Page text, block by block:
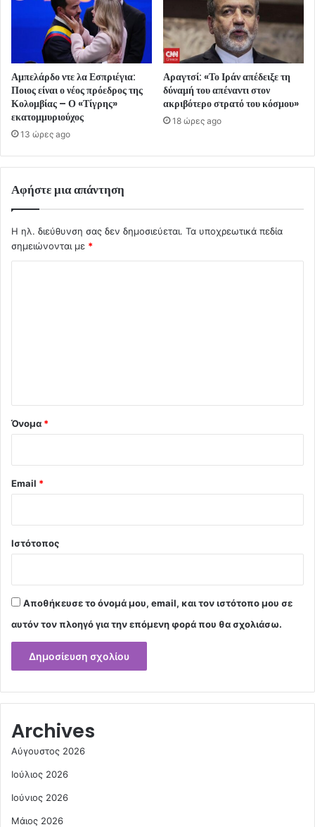
Αμπελάρδο ντε λα Εσπριέγια:
Ποιος είναι ο νέος πρόεδρος της
Κολομβίας – Ο «Τίγρης»
εκατομμυριούχος
13 ώρες ago
Αραγτσί: «Το Ιράν απέδειξε τη
δύναμή του απέναντι στον
ακριβότερο στρατό του κόσμου»
18 ώρες ago
Αφήστε μια απάντηση
Η ηλ. διεύθυνση σας δεν δημοσιεύεται. Τα υποχρεωτικά πεδία
σημειώνονται με *
Όνομα *
Email *
Ιστότοπος
Αποθήκευσε το όνομά μου, email, και τον ιστότοπο μου σε
αυτόν τον πλοηγό για την επόμενη φορά που θα σχολιάσω.
Archives
Αύγουστος 2026
Ιούλιος 2026
Ιούνιος 2026
Μάιος 2026